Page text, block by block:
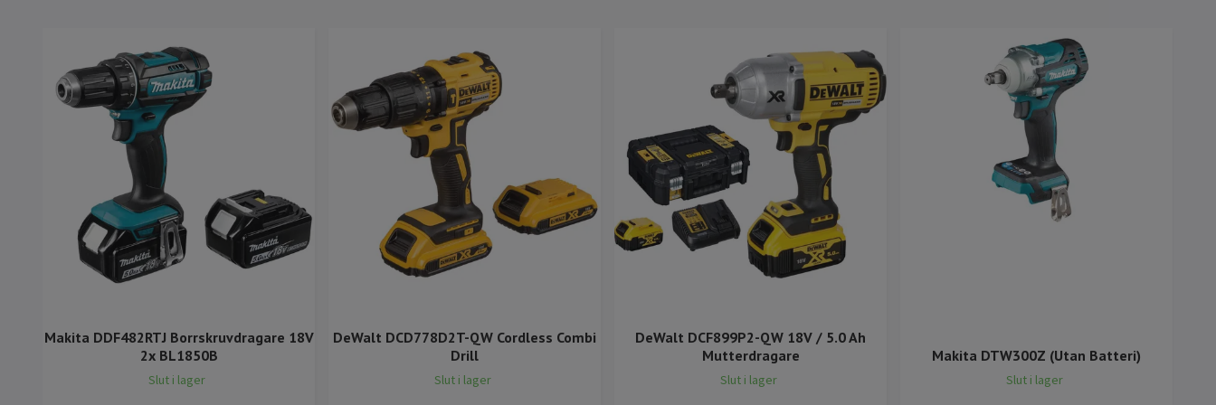
Makita DDF482RTJ Borrskruvdragare 18V
2x BL1850B
Slut i lager
DeWalt DCD778D2T-QW Cordless Combi
Drill
Slut i lager
DeWalt DCF899P2-QW 18V / 5.0 Ah
Mutterdragare
Slut i lager
Makita DTW300Z (Utan Batteri)
Slut i lager